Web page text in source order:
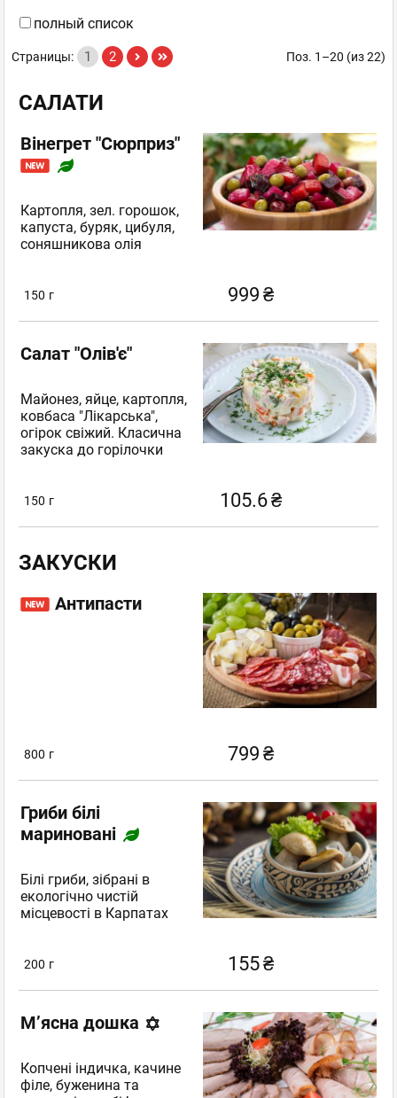
полный список
Поз. 1–20 (из 22)
Страницы: 1 2
САЛАТИ
Вінегрет "Сюрприз"
Картопля, зел. горошок,
капуста, буряк, цибуля,
соняшникова олія
150 г 999₴
Салат "Олів'є"
Майонез, яйце, картопля,
ковбаса "Лікарська",
огірок свіжий. Класична
закуска до горілочки
150 г 105.6₴
ЗАКУСКИ
Антипасти
800 г 799₴
Гриби білі
мариновані
Білі гриби, зібрані в
екологічно чистій
місцевості в Карпатах
200 г 155₴
М’ясна дошка
Копчені індичка, качине
філе, буженина та